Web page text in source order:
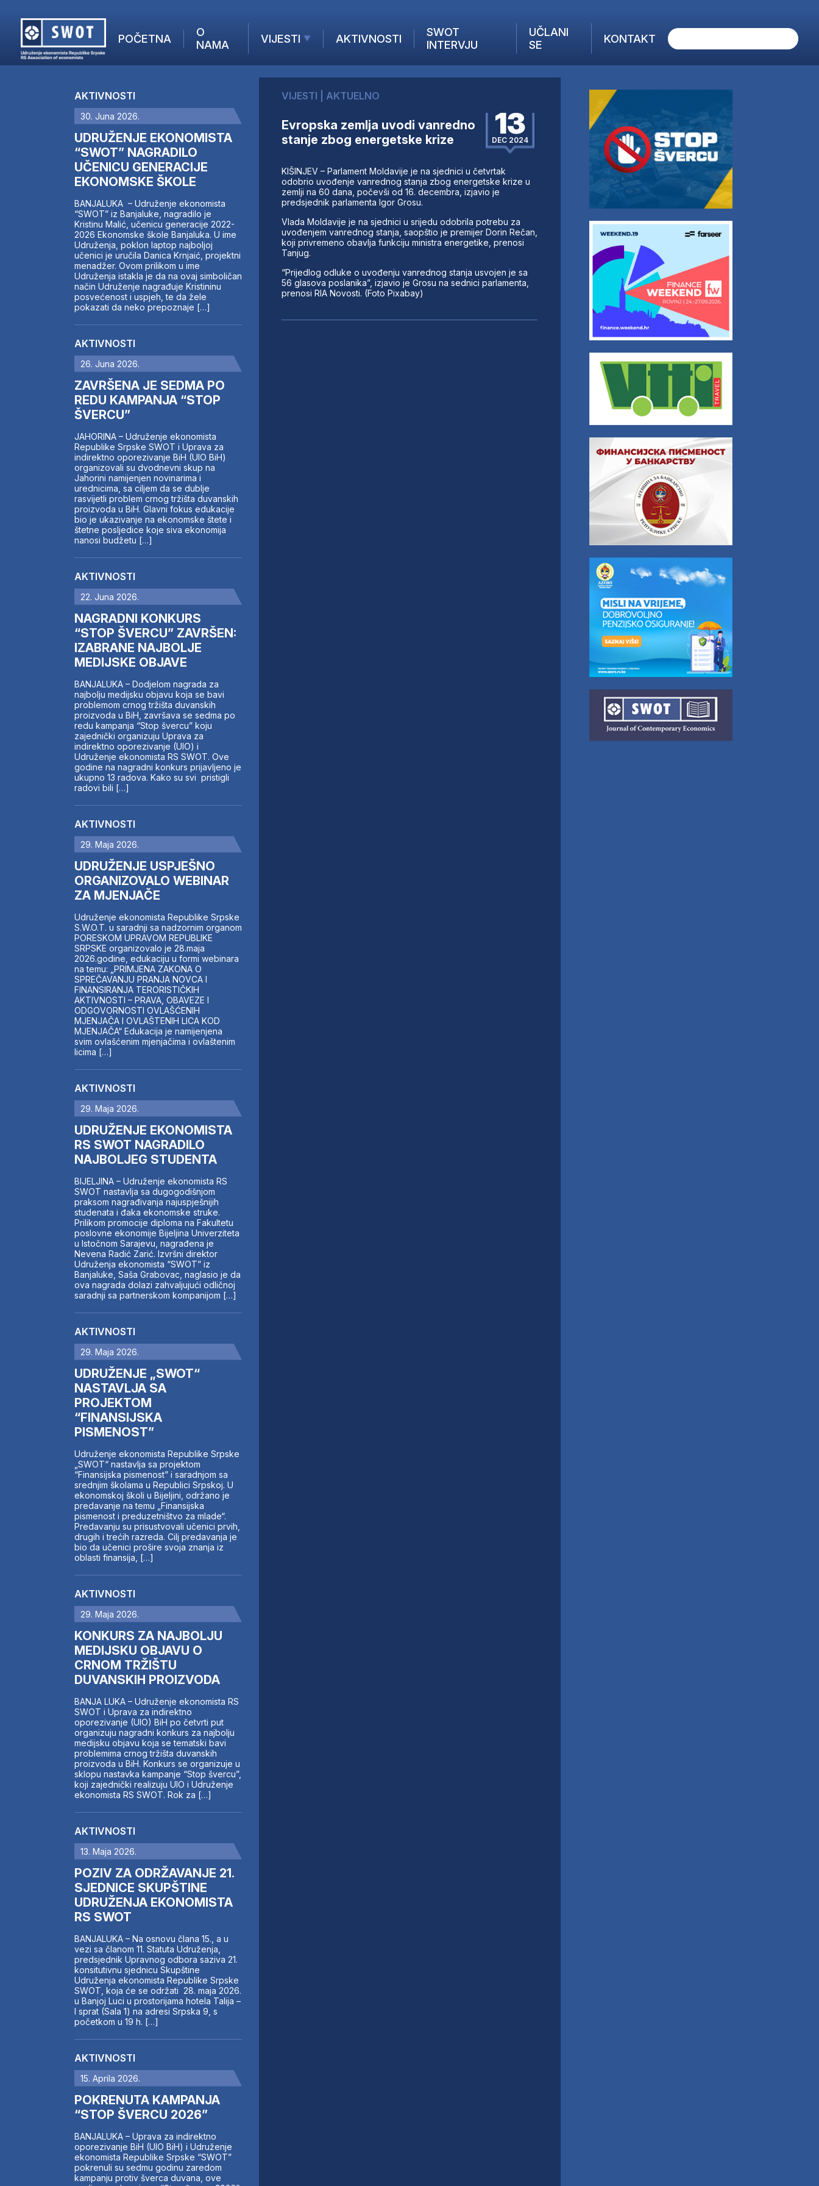
POČETNA
O
NAMA
VIJESTI
AKTUELNO
KOMPANIJE
FINANSIJE
IZ STRANIH MEDIJA
AKTIVNOSTI
SWOT
INTERVJU
UČLANI
SE
KONTAKT
AKTUELNO
ANALIZE
KOMPANIJE
FINANSIJE
IZ STRANIH MEDIJA
AKTIVNOSTI
SWOT INTERVJU
UČLANI SE
KONTAKT
AKTIVNOSTI
30. Juna 2026.
UDRUŽENJE EKONOMISTA
“SWOT” NAGRADILO
UČENICU GENERACIJE
EKONOMSKE ŠKOLE
BANJALUKA – Udruženje ekonomista
“SWOT” iz Banjaluke, nagradilo je
Kristinu Malić, učenicu generacije 2022-
2026 Ekonomske škole Banjaluka. U ime
Udruženja, poklon laptop najboljoj
učenici je uručila Danica Krnjaić, projektni
menadžer. Ovom prilikom u ime
Udruženja istakla je da na ovaj simboličan
način Udruženje nagrađuje Kristininu
posvećenost i uspjeh, te da žele
pokazati da neko prepoznaje […]
AKTIVNOSTI
26. Juna 2026.
ZAVRŠENA JE SEDMA PO
REDU KAMPANJA “STOP
ŠVERCU”
JAHORINA – Udruženje ekonomista
Republike Srpske SWOT i Uprava za
indirektno oporezivanje BiH (UIO BiH)
organizovali su dvodnevni skup na
Jahorini namijenjen novinarima i
urednicima, sa ciljem da se dublje
rasvijetli problem crnog tržišta duvanskih
proizvoda u BiH. Glavni fokus edukacije
bio je ukazivanje na ekonomske štete i
štetne posljedice koje siva ekonomija
nanosi budžetu […]
AKTIVNOSTI
22. Juna 2026.
NAGRADNI KONKURS
“STOP ŠVERCU” ZAVRŠEN:
IZABRANE NAJBOLJE
MEDIJSKE OBJAVE
BANJALUKA – Dodjelom nagrada za
najbolju medijsku objavu koja se bavi
problemom crnog tržišta duvanskih
proizvoda u BiH, završava se sedma po
redu kampanja “Stop švercu” koju
zajednički organizuju Uprava za
indirektno oporezivanje (UIO) i
Udruženje ekonomista RS SWOT. Ove
godine na nagradni konkurs prijavljeno je
ukupno 13 radova. Kako su svi pristigli
radovi bili […]
AKTIVNOSTI
29. Maja 2026.
UDRUŽENJE USPJEŠNO
ORGANIZOVALO WEBINAR
ZA MJENJAČE
Udruženje ekonomista Republike Srpske
S.W.O.T. u saradnji sa nadzornim organom
PORESKOM UPRAVOM REPUBLIKE
SRPSKE organizovalo je 28.maja
2026.godine, edukaciju u formi webinara
na temu: „PRIMJENA ZAKONA O
SPREČAVANJU PRANJA NOVCA I
FINANSIRANJA TERORISTIČKIH
AKTIVNOSTI – PRAVA, OBAVEZE I
ODGOVORNOSTI OVLAŠĆENIH
MJENJAČA I OVLAŠTENIH LICA KOD
MJENJAČA“ Edukacija je namijenjena
svim ovlašćenim mjenjačima i ovlaštenim
licima […]
AKTIVNOSTI
29. Maja 2026.
UDRUŽENJE EKONOMISTA
RS SWOT NAGRADILO
NAJBOLJEG STUDENTA
BIJELJINA – Udruženje ekonomista RS
SWOT nastavlja sa dugogodišnjom
praksom nagrađivanja najuspješnijih
studenata i đaka ekonomske struke.
Prilikom promocije diploma na Fakultetu
poslovne ekonomije Bijeljina Univerziteta
u Istočnom Sarajevu, nagrađena je
Nevena Radić Zarić. Izvršni direktor
Udruženja ekonomista “SWOT” iz
Banjaluke, Saša Grabovac, naglasio je da
ova nagrada dolazi zahvaljujući odličnoj
saradnji sa partnerskom kompanijom […]
AKTIVNOSTI
29. Maja 2026.
UDRUŽENJE „SWOT“
NASTAVLJA SA
PROJEKTOM
“FINANSIJSKA
PISMENOST”
Udruženje ekonomista Republike Srpske
„SWOT“ nastavlja sa projektom
“Finansijska pismenost” i saradnjom sa
srednjim školama u Republici Srpskoj. U
ekonomskoj školi u Bijeljini, održano je
predavanje na temu „Finansijska
pismenost i preduzetništvo za mlade“.
Predavanju su prisustvovali učenici prvih,
drugih i trećih razreda. Cilj predavanja je
bio da učenici prošire svoja znanja iz
oblasti finansija, […]
AKTIVNOSTI
29. Maja 2026.
KONKURS ZA NAJBOLJU
MEDIJSKU OBJAVU O
CRNOM TRŽIŠTU
DUVANSKIH PROIZVODA
BANJA LUKA – Udruženje ekonomista RS
SWOT i Uprava za indirektno
oporezivanje (UIO) BiH po četvrti put
organizuju nagradni konkurs za najbolju
medijsku objavu koja se tematski bavi
problemima crnog tržišta duvanskih
proizvoda u BiH. Konkurs se organizuje u
sklopu nastavka kampanje “Stop švercu”,
koji zajednički realizuju UIO i Udruženje
ekonomista RS SWOT. Rok za […]
AKTIVNOSTI
13. Maja 2026.
POZIV ZA ODRŽAVANJE 21.
SJEDNICE SKUPŠTINE
UDRUŽENJA EKONOMISTA
RS SWOT
BANJALUKA – Na osnovu člana 15., a u
vezi sa članom 11. Statuta Udruženja,
predsjednik Upravnog odbora saziva 21.
konsitutivnu sjednicu Skupštine
Udruženja ekonomista Republike Srpske
SWOT, koja će se održati 28. maja 2026.
u Banjoj Luci u prostorijama hotela Talija –
I sprat (Sala 1) na adresi Srpska 9, s
početkom u 19 h. […]
AKTIVNOSTI
15. Aprila 2026.
POKRENUTA KAMPANJA
“STOP ŠVERCU 2026”
BANJALUKA – Uprava za indirektno
oporezivanje BiH (UIO BiH) i Udruženje
ekonomista Republike Srpske “SWOT”
pokrenuli su sedmu godinu zaredom
kampanju protiv šverca duvana, ove
VIJESTI AKTUELNO
Evropska zemlja uvodi vanredno
stanje zbog energetske krize
13
DEC 2024
KIŠINJEV – Parlament Moldavije je na sjednici u četvrtak
odobrio uvođenje vanrednog stanja zbog energetske krize u
zemlji na 60 dana, počevši od 16. decembra, izjavio je
predsjednik parlamenta Igor Grosu.
Vlada Moldavije je na sjednici u srijedu odobrila potrebu za
uvođenjem vanrednog stanja, saopštio je premijer Dorin Rečan,
koji privremeno obavlja funkciju ministra energetike, prenosi
Tanjug.
“Prijedlog odluke o uvođenju vanrednog stanja usvojen je sa
56 glasova poslanika”, izjavio je Grosu na sednici parlamenta,
prenosi RIA Novosti. (Foto Pixabay)